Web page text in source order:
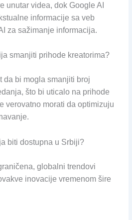
unutar videa, dok Google AI
informacije sa veb
za sažimanje informacija.
smanjiti prihode kreatorima?
da bi mogla smanjiti broj
što bi uticalo na prihode
verovatno morati da optimizuju
biti dostupna u Srbiji?
globalni trendovi
inovacije vremenom šire